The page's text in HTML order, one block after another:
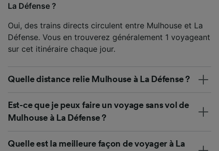
La Défense ?
Oui, des trains directs circulent entre Mulhouse et La
Défense. Vous en trouverez généralement 1 voyageant
sur cet itinéraire chaque jour.
Quelle distance relie Mulhouse à La Défense ?
Est-ce que je peux faire un voyage sans vol de
Mulhouse à La Défense ?
Quelle est la meilleure façon de voyager à La